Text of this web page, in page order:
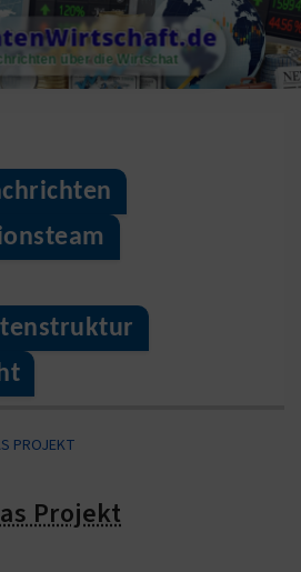
über die Wirtschat
PROJEKT
Projekt